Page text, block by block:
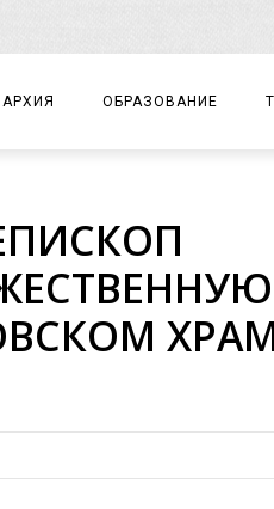
УПРАВЛЕНИЕ
ОТДЕЛЫ
И МОНАСТЫРИ
ОБРАЗОВАНИЕ
ЦЕНТР «ВОЗРОЖДЕНИЕ»
ДЕТСКИЙ ТУРИЗМ